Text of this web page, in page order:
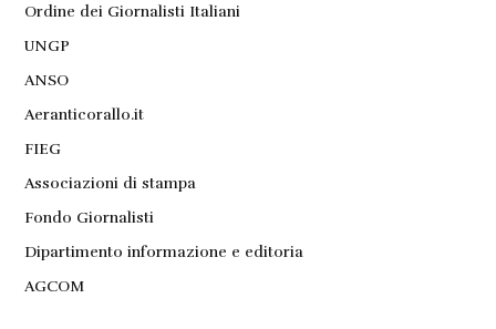
Ordine dei Giornalisti Italiani
UNGP
ANSO
Aeranticorallo.it
FIEG
Associazioni di stampa
Fondo Giornalisti
Dipartimento informazione e editoria
AGCOM